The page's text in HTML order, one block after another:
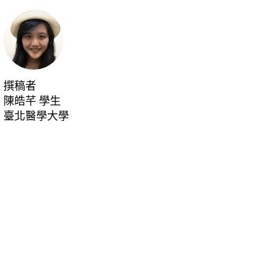
撰稿者
陳皓芊 學生
臺北醫學大學